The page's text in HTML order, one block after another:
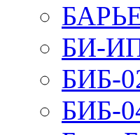
БИ-
БИБ-
БИБ-